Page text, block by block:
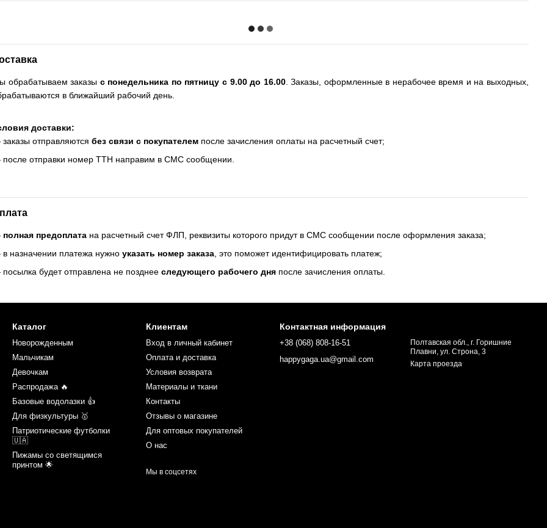
обрабатываем заказы с понедельника по пятницу с 9.00 до 16.00. Заказы, оформленные в нерабочее время и на выходных,
в ближайший рабочий день.
доставки:
отправляютсябез связи с покупателем после зачисления оплаты на расчетный счет;
отправки номер ТТН направим в СМС сообщении.
полная предоплата на расчетный счет ФЛП, реквизиты которого придут в СМС сообщении после оформления заказа;
назначении платежа нужноуказать номер заказа , это поможет идентифицировать платеж;
будет отправлена не позднееследующего рабочего дня после зачисления оплаты.
Каталог
Новорожденным
Мальчикам
Девочкам
Распродажа 🔥
Базовые водолазки 👍
Для физкультуры 🥇
Патриотические футболки
🇺🇦
Пижамы со светящимся
принтом 🌟
Клиентам
Вход в личный кабинет
Оплата и доставка
Условия возврата
Материалы и ткани
Контакты
Отзывы о магазине
Для оптовых покупателей
О нас
Мы в соцсетях
Контактная информация
+38 (068) 808-16-51
happygaga.ua@gmail.com
Полтавская обл., г. Горишние
Плавни, ул. Строна, 3
Карта проезда